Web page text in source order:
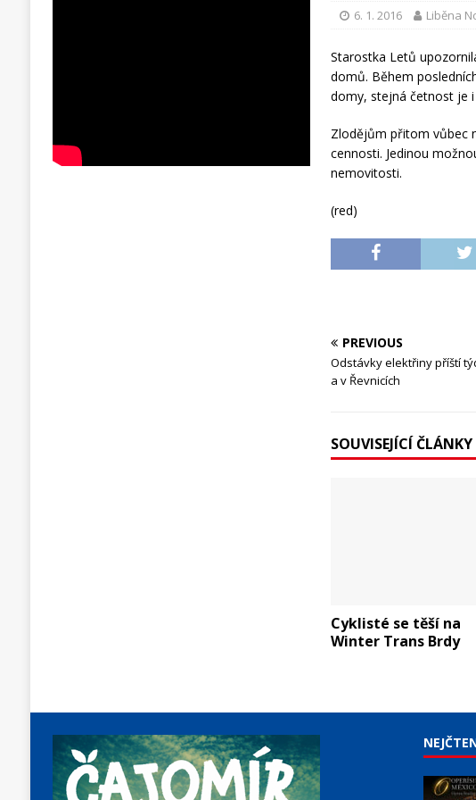
6. 1. 2016 Liběna
Starostka Letů
domů. Během
domy, stejná četnost je
Zlodějům přitom vůbec
cennosti. Jedinou
nemovitosti.
(red)
PREVIOUS
Odstávky elektřiny příští
a v Řevnicích
SOUVISEJÍCÍ ČLÁNKY
Cyklisté se těší na
Winter Trans Brdy